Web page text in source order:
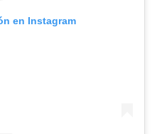
en Instagram